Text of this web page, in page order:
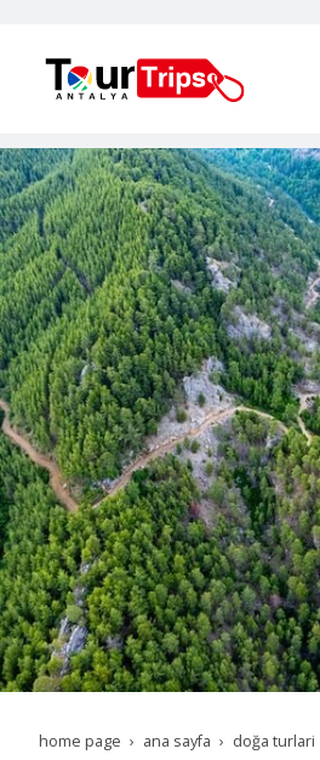
home page ana sayfa doğa turlari